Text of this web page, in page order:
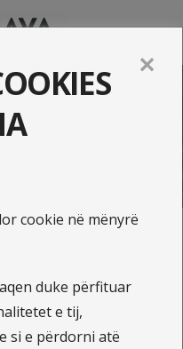
ta
mirë të
✕
cookie në mënyrë
duke përfituar
e tij,
si e përdorni atë